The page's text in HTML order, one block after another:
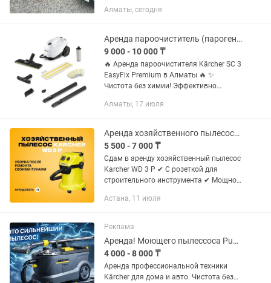
производительностью от 3.7 до 11 куб
см. В услугу входит доставка до места
оператором, ГСМ.
Алматы, сегодня
Аренда пароочиститель (парогенератор) Karcher SC 3 EasyFix
9 000 - 10 000 ₸
🔥 Аренда пароочистителя Kärcher SC 3
EasyFix Premium в Алматы 🔥 ✨
Чистота без химии! Эффективно
бактерий. Подходит для кухни, ванной,
Алматы, 17 июля
Аренда хозяйственного пылесоса Karcher WD 3 P
5 500 - 7 000 ₸
Сдам в аренду хозяйственный пылесос
Karcher WD 3 P ✔ С розеткой для
строительного инструмента ✔ Мощное
пыли и воды ✔ Чистый, обслуженный и
Астана, 11 июля
Реклама
Аренда! Моющего пылессоса Puzzi 10/2, Парогенератора, мойка выс давления
4 000 - 8 000 ₸
Аренда профессиональной техники
Kärcher для дома и авто. Чистота без